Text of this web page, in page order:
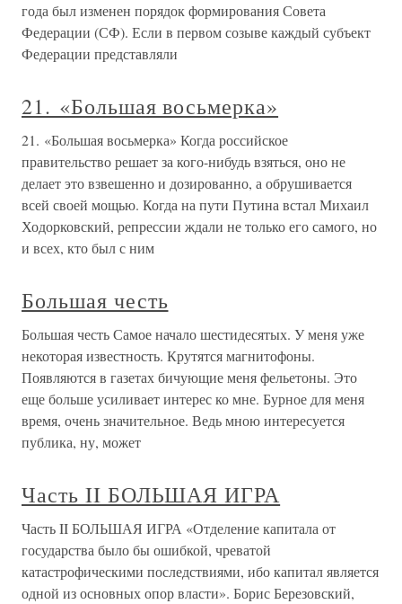
года был изменен порядок формирования Совета
Федерации (СФ). Если в первом созыве каждый субъект
Федерации представляли
21. «Большая восьмерка»
21. «Большая восьмерка» Когда российское
правительство решает за кого-нибудь взяться, оно не
делает это взвешенно и дозированно, а обрушивается
всей своей мощью. Когда на пути Путина встал Михаил
Ходорковский, репрессии ждали не только его самого, но
и всех, кто был с ним
Большая честь
Большая честь Самое начало шестидесятых. У меня уже
некоторая известность. Крутятся магнитофоны.
Появляются в газетах бичующие меня фельетоны. Это
еще больше усиливает интерес ко мне. Бурное для меня
время, очень значительное. Ведь мною интересуется
публика, ну, может
Часть II БОЛЬШАЯ ИГРА
Часть II БОЛЬШАЯ ИГРА «Отделение капитала от
государства было бы ошибкой, чреватой
катастрофическими последствиями, ибо капитал является
одной из основных опор власти». Борис Березовский,